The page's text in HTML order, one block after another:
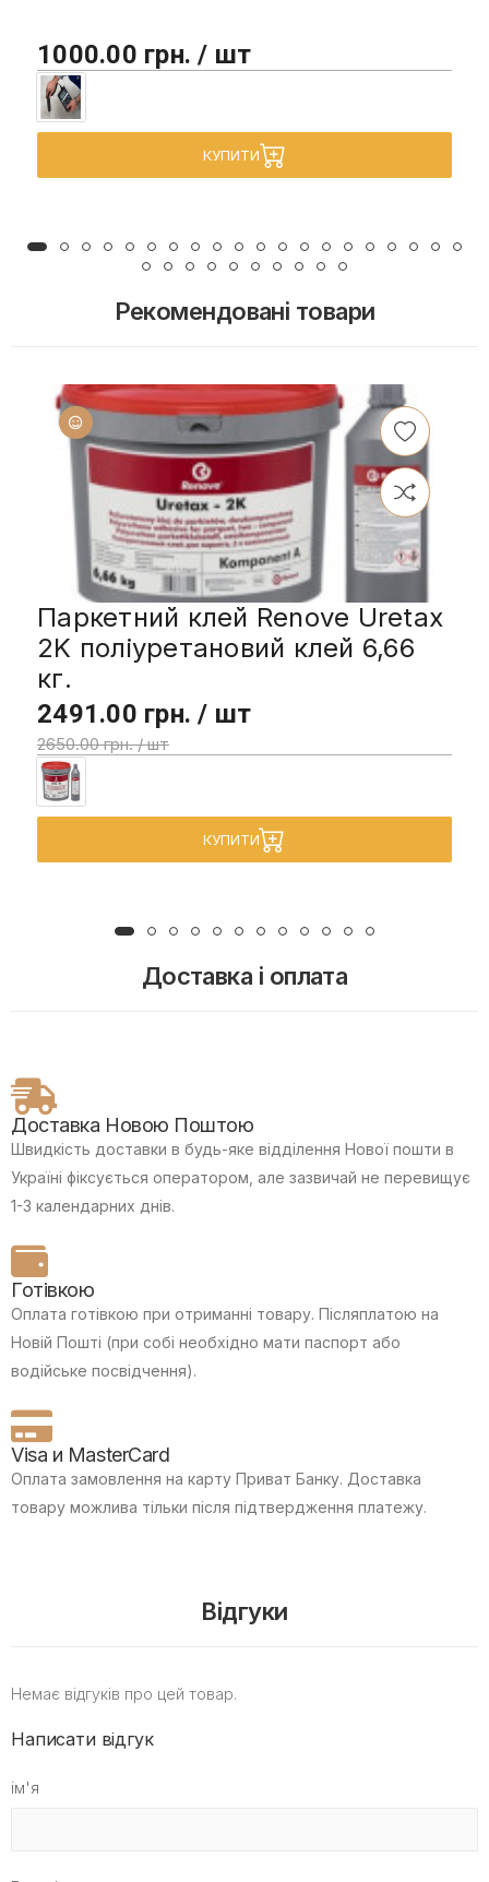
1000.00 грн. / шт
КУПИТИ
Рекомендовані товари
Паркетний клей Renove Uretax
2K поліуретановий клей 6,66
кг.
2491.00 грн. / шт
2650.00 грн. / шт
КУПИТИ
Доставка і оплата
Доставка Новою Поштою
Швидкість доставки в будь-яке відділення Нової пошти в
Україні фіксується оператором, але зазвичай не перевищує
1-3 календарних днів.
Готівкою
Оплата готівкою при отриманні товару. Післяплатою на
Новій Пошті (при собі необхідно мати паспорт або
водійське посвідчення).
Visa и MasterCard
Оплата замовлення на карту Приват Банку. Доставка
товару можлива тільки після підтвердження платежу.
Відгуки
Немає відгуків про цей товар.
Написати відгук
ім'я